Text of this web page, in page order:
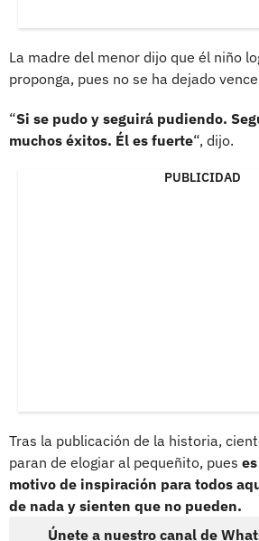
La madre del menor dijo que él niño
proponga, pues no se ha dejado
“Si se pudo y seguirá pudiendo.
muchos éxitos. Él es fuerte“, dijo.
PUBLICIDAD
Tras la publicación de la historia,
paran de elogiar al pequeñito, pues
motivo de inspiración para todos
de nada y sienten que no pueden.
Únete a nuestro canal de